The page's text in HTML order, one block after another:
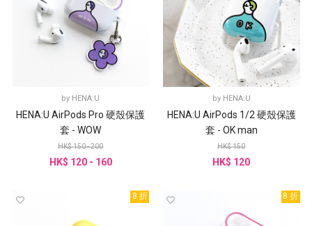
by HENA:U
HENA:U AirPods Pro 硬殼保護
套 - WOW
HK$ 150 - 200
HK$ 120 - 160
by HENA:U
HENA:U AirPods 1/2 硬殼保護
套 - OK man
HK$ 150
HK$ 120
8 折 8 折